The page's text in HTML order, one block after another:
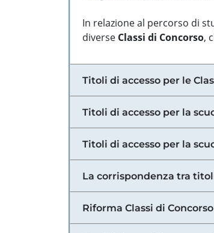
In relazione al percorso di
diverse Classi di Concorso,
Titoli di accesso per le
Titoli di accesso per la
Titoli di accesso per la
La corrispondenza tra
Riforma Classi di Concorso